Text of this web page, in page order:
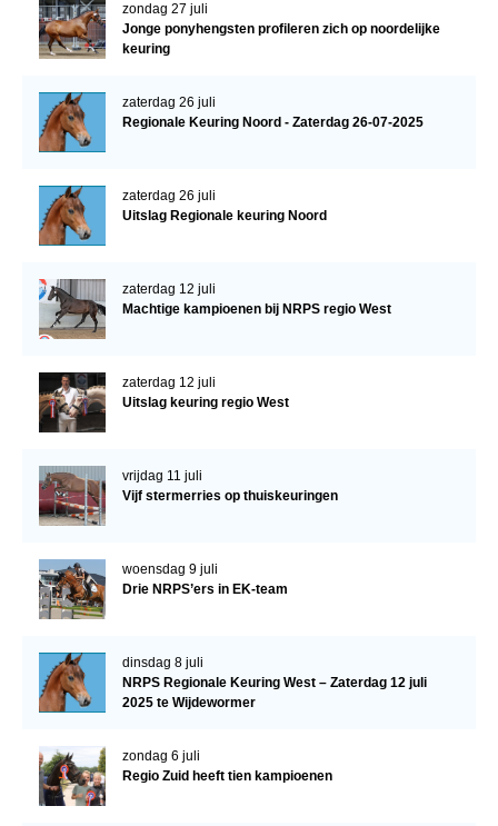
zondag 27 juli
Jonge ponyhengsten profileren zich op noordelijke
keuring
zaterdag 26 juli
Regionale Keuring Noord - Zaterdag 26-07-2025
zaterdag 26 juli
Uitslag Regionale keuring Noord
zaterdag 12 juli
Machtige kampioenen bij NRPS regio West
zaterdag 12 juli
Uitslag keuring regio West
vrijdag 11 juli
Vijf stermerries op thuiskeuringen
woensdag 9 juli
Drie NRPS’ers in EK-team
dinsdag 8 juli
NRPS Regionale Keuring West – Zaterdag 12 juli
2025 te Wijdewormer
zondag 6 juli
Regio Zuid heeft tien kampioenen